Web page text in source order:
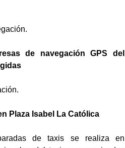
de navegación GPS del
Plaza Isabel La Católica
de taxis se realiza en